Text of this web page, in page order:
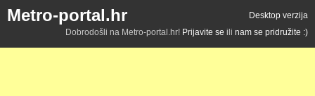
Metro-portal.hr
Desktop verzija
Dobrodošli na Metro-portal.hr! Prijavite se ili nam se pridružite :)